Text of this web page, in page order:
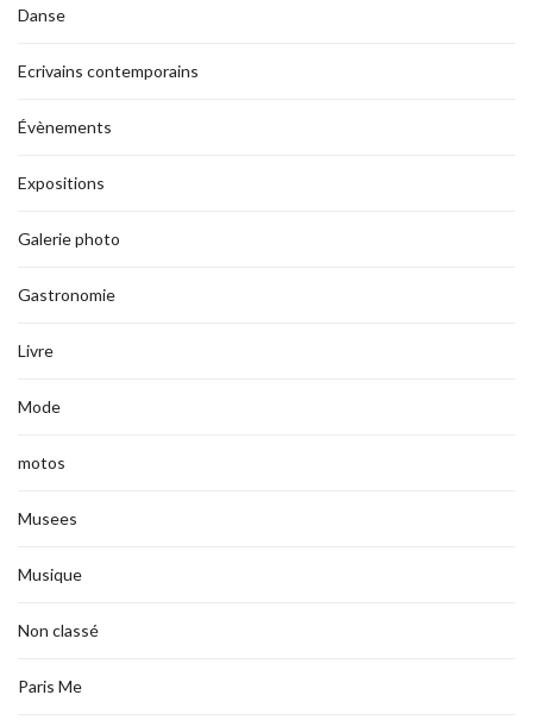
Danse
Ecrivains contemporains
Évènements
Expositions
Galerie photo
Gastronomie
Livre
Mode
motos
Musees
Musique
Non classé
Paris Me